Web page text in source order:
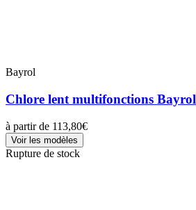
Bayrol
Chlore lent multifonctions Bayrol
à partir de 113,80€
Voir les modèles
Rupture de stock